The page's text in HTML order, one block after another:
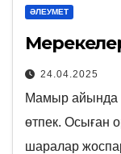
ӘЛЕУМЕТ
24.04.2025
Мамыр айында
өтпек. Осыған
шаралар